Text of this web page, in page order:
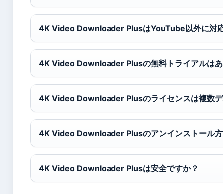
4K Video Downloader PlusはYouTube以外に対
4K Video Downloader Plusの無料トライアルは
4K Video Downloader Plusのライセンスは複数
4K Video Downloader Plusのアンインストール
4K Video Downloader Plusは安全ですか？